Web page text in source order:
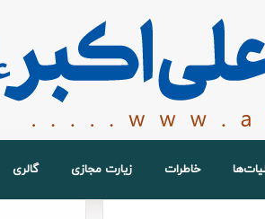
خاطرات زیارت مجازی گالری